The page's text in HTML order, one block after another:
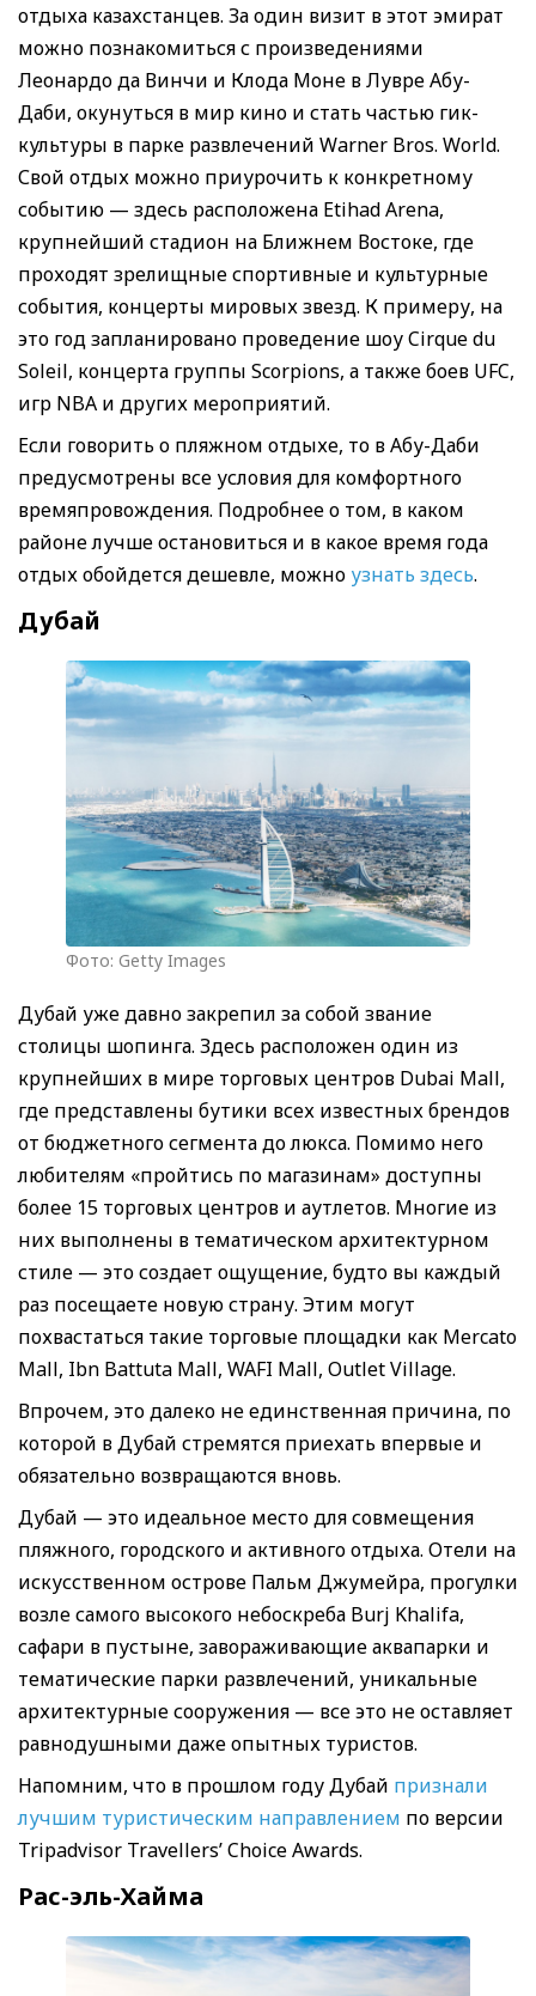
отдыха казахстанцев. За один визит в этот эмират
можно познакомиться с произведениями
Леонардо да Винчи и Клода Моне в Лувре Абу-
Даби, окунуться в мир кино и стать частью гик-
культуры в парке развлечений Warner Bros. World.
Свой отдых можно приурочить к конкретному
событию — здесь расположена Etihad Arena,
крупнейший стадион на Ближнем Востоке, где
проходят зрелищные спортивные и культурные
события, концерты мировых звезд. К примеру, на
это год запланировано проведение шоу Cirque du
Soleil, концерта группы Scorpions, а также боев UFC,
игр NBA и других мероприятий.
Если говорить о пляжном отдыхе, то в Абу-Даби
предусмотрены все условия для комфортного
времяпровождения. Подробнее о том, в каком
районе лучше остановиться и в какое время года
отдых обойдется дешевле, можно узнать здесь.
Дубай
Фото: Getty Images
Дубай уже давно закрепил за собой звание
столицы шопинга. Здесь расположен один из
крупнейших в мире торговых центров Dubai Mall,
где представлены бутики всех известных брендов
от бюджетного сегмента до люкса. Помимо него
любителям «пройтись по магазинам» доступны
более 15 торговых центров и аутлетов. Многие из
них выполнены в тематическом архитектурном
стиле — это создает ощущение, будто вы каждый
раз посещаете новую страну. Этим могут
похвастаться такие торговые площадки как Mercato
Mall, Ibn Battuta Mall, WAFI Mall, Outlet Village.
Впрочем, это далеко не единственная причина, по
которой в Дубай стремятся приехать впервые и
обязательно возвращаются вновь.
Дубай — это идеальное место для совмещения
пляжного, городского и активного отдыха. Отели на
искусственном острове Пальм Джумейра, прогулки
возле самого высокого небоскреба Burj Khalifa,
сафари в пустыне, завораживающие аквапарки и
тематические парки развлечений, уникальные
архитектурные сооружения — все это не оставляет
равнодушными даже опытных туристов.
Напомним, что в прошлом году Дубай признали
лучшим туристическим направлением по версии
Tripadvisor Travellers’ Choice Awards.
Рас-эль-Хайма